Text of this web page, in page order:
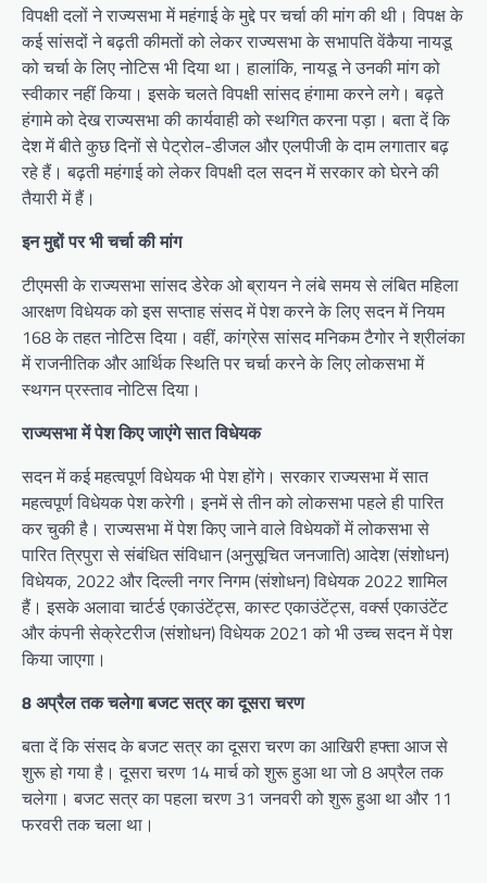
विपक्षी दलों ने राज्यसभा में महंगाई के मुद्दे पर चर्चा की मांग की थी। विपक्ष के
कई सांसदों ने बढ़ती कीमतों को लेकर राज्यसभा के सभापति वेंकैया नायडू
को चर्चा के लिए नोटिस भी दिया था। हालांकि, नायडू ने उनकी मांग को
स्वीकार नहीं किया। इसके चलते विपक्षी सांसद हंगामा करने लगे। बढ़ते
हंगामे को देख राज्यसभा की कार्यवाही को स्थगित करना पड़ा। बता दें कि
देश में बीते कुछ दिनों से पेट्रोल-डीजल और एलपीजी के दाम लगातार बढ़
रहे हैं। बढ़ती महंगाई को लेकर विपक्षी दल सदन में सरकार को घेरने की
तैयारी में हैं।
इन मुद्दों पर भी चर्चा की मांग
टीएमसी के राज्यसभा सांसद डेरेक ओ ब्रायन ने लंबे समय से लंबित महिला
आरक्षण विधेयक को इस सप्ताह संसद में पेश करने के लिए सदन में नियम
168 के तहत नोटिस दिया। वहीं, कांग्रेस सांसद मनिकम टैगोर ने श्रीलंका
में राजनीतिक और आर्थिक स्थिति पर चर्चा करने के लिए लोकसभा में
स्थगन प्रस्ताव नोटिस दिया।
राज्यसभा में पेश किए जाएंगे सात विधेयक
सदन में कई महत्वपूर्ण विधेयक भी पेश होंगे। सरकार राज्यसभा में सात
महत्वपूर्ण विधेयक पेश करेगी। इनमें से तीन को लोकसभा पहले ही पारित
कर चुकी है। राज्यसभा में पेश किए जाने वाले विधेयकों में लोकसभा से
पारित त्रिपुरा से संबंधित संविधान (अनुसूचित जनजाति) आदेश (संशोधन)
विधेयक, 2022 और दिल्ली नगर निगम (संशोधन) विधेयक 2022 शामिल
हैं। इसके अलावा चार्टर्ड एकाउंटेंट्स, कास्ट एकाउंटेंट्स, वर्क्स एकाउंटेंट
और कंपनी सेक्रेटरीज (संशोधन) विधेयक 2021 को भी उच्च सदन में पेश
किया जाएगा।
8 अप्रैल तक चलेगा बजट सत्र का दूसरा चरण
बता दें कि संसद के बजट सत्र का दूसरा चरण का आखिरी हफ्ता आज से
शुरू हो गया है। दूसरा चरण 14 मार्च को शुरू हुआ था जो 8 अप्रैल तक
चलेगा। बजट सत्र का पहला चरण 31 जनवरी को शुरू हुआ था और 11
फरवरी तक चला था।